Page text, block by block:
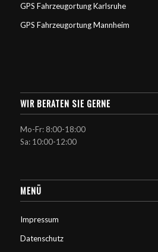
GPS Fahrzeugortung Karlsruhe
GPS Fahrzeugortung Mannheim
WIR BERATEN SIE GERNE
Mo-Fr: 8:00-18:00
Sa: 10:00-12:00
MENÜ
Impressum
Datenschutz